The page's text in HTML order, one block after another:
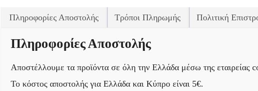
Πληροφορίες Αποστολής Τρόποι Πληρωμής Πολιτική
Πληροφορίες Αποστολής
Αποστέλλουμε τα προϊόντα σε όλη την Ελλάδα μέσω της εταιρείας
Το κόστος αποστολής για Ελλάδα και Κύπρο είναι 5€.